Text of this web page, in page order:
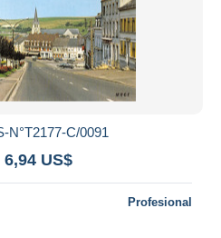
N°T2177-C/0091
6,94 US$
Profesional